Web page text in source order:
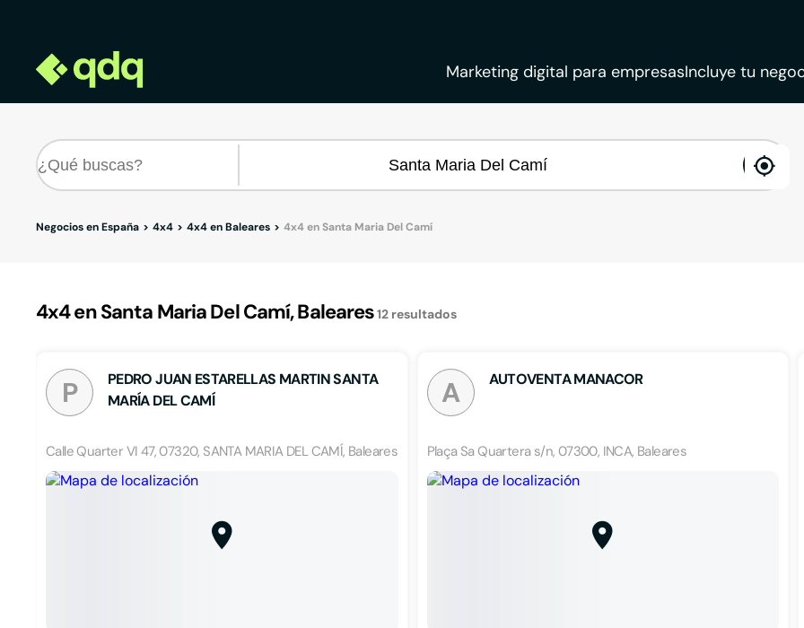
Marketing digital para empresasIncluye tu
Negocios en España 4x4 4x4 en Baleares 4x4 en Santa Maria Del Camí
4x4 en Santa Maria Del Camí, Baleares12 resultados
P
PEDRO JUAN ESTARELLAS MARTIN SANTA
MARÍA DEL CAMÍ
Calle Quarter VI 47, 07320, SANTA MARIA DEL CAMÍ, Baleares
A AUTOVENTA MANACOR
Plaça Sa Quartera s/n, 07300, INCA, Baleares